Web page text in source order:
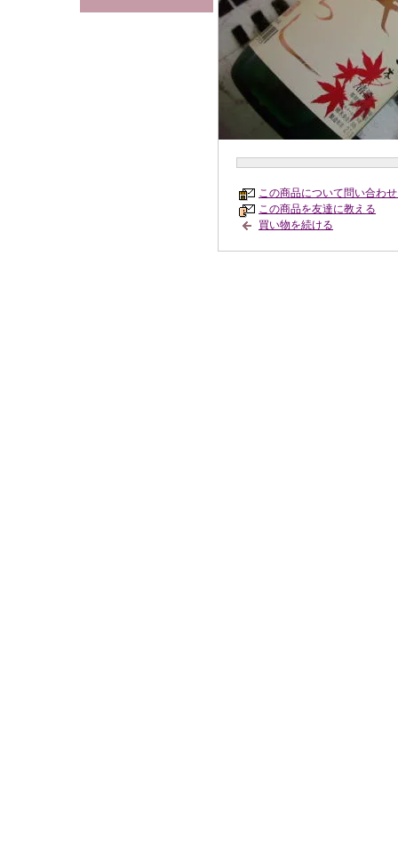
この商品について問い合わ
この商品を友達に教える
買い物を続ける